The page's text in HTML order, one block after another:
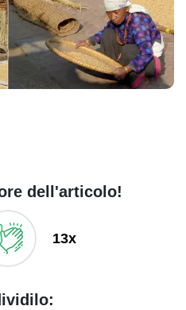
dell'articolo!
13x